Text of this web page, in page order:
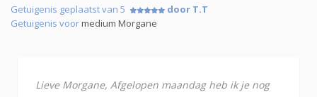
Getuigenis geplaatst van 5
door T.T
Getuigenis voormedium Morgane
Lieve Morgane, Afgelopen maandag heb ik je nog